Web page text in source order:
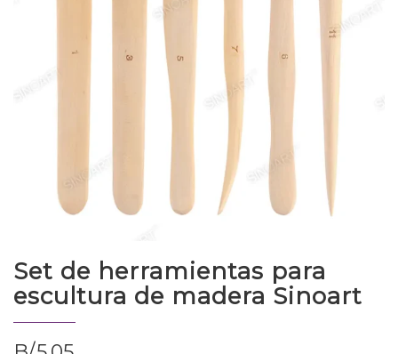
Set de herramientas para
escultura de madera Sinoart